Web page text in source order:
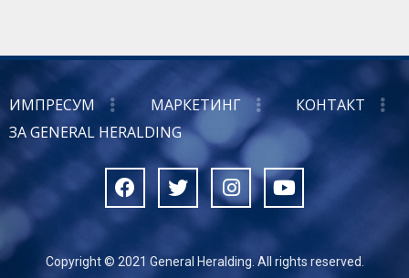
ИМПРЕСУМ МАРКЕТИНГ
КОНТАКТ
ЗА GENERAL HERALDING
Copyright © 2021 General Heralding. All rights reserved.